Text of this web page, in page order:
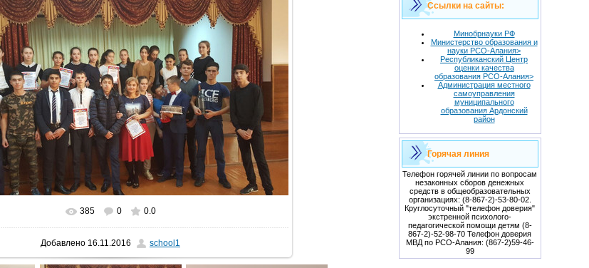
В реальном размере 1280x720
385 0 0.0
Добавлено 16.11.2016 school1
Ссылки на сайты:
Минобрнауки РФ
Министерство образования и
науки РСО-Алания>
Республиканский Центр
оценки качества
образования РСО-Алания>
Администрация местного
самоуправления
муниципального
образования Ардонский
район
Горячая линия
Телефон горячей линии по вопросам
незаконных сборов денежных
средств в общеобразовательных
организациях: (8-867-2)-53-80-02.
Круглосуточный "телефон доверия"
экстренной психолого-
педагогической помощи детям (8-
867-2)-52-98-70 Телефон доверия
МВД по РСО-Алания: (867-2)59-46-
99